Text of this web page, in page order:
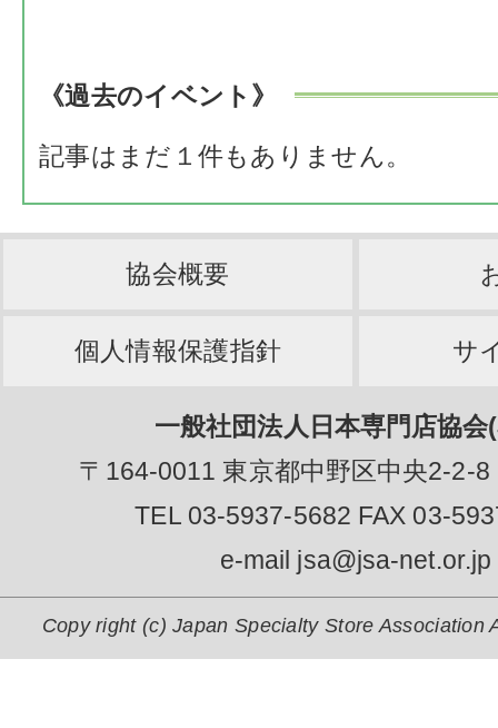
《過去のイベント》
記事はまだ１件もありません。
協会概要
個人情報保護指針 サ
一般社団法人日本専門店協
〒164-0011 東京都中野区中央2-2-
TEL 03-5937-5682 FAX 03-
e-mail jsa@jsa-net.or.jp
Copy right (c) Japan Specialty Store Association